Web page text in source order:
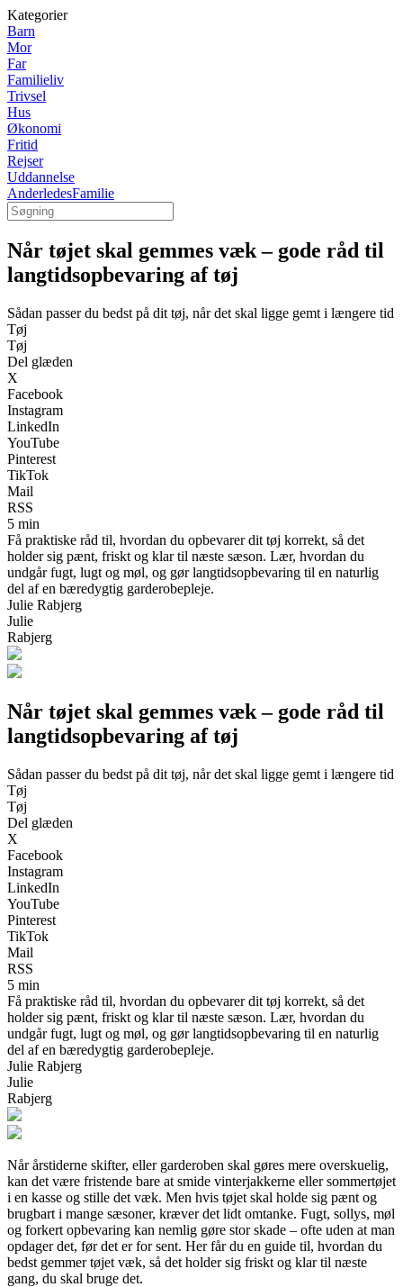
Kategorier
Barn
Mor
Far
Familieliv
Trivsel
Hus
Økonomi
Fritid
Rejser
Uddannelse
AnderledesFamilie
Når tøjet skal gemmes væk – gode råd til
langtidsopbevaring af tøj
Sådan passer du bedst på dit tøj, når det skal ligge gemt i længere tid
Tøj
Tøj
Del glæden
X
Facebook
Instagram
LinkedIn
YouTube
Pinterest
TikTok
Mail
RSS
5 min
Få praktiske råd til, hvordan du opbevarer dit tøj korrekt, så det
holder sig pænt, friskt og klar til næste sæson. Lær, hvordan du
undgår fugt, lugt og møl, og gør langtidsopbevaring til en naturlig
del af en bæredygtig garderobepleje.
Julie Rabjerg
Julie
Rabjerg
Når tøjet skal gemmes væk – gode råd til
langtidsopbevaring af tøj
Sådan passer du bedst på dit tøj, når det skal ligge gemt i længere tid
Tøj
Tøj
Del glæden
X
Facebook
Instagram
LinkedIn
YouTube
Pinterest
TikTok
Mail
RSS
5 min
Få praktiske råd til, hvordan du opbevarer dit tøj korrekt, så det
holder sig pænt, friskt og klar til næste sæson. Lær, hvordan du
undgår fugt, lugt og møl, og gør langtidsopbevaring til en naturlig
del af en bæredygtig garderobepleje.
Julie Rabjerg
Julie
Rabjerg
Når årstiderne skifter, eller garderoben skal gøres mere overskuelig,
kan det være fristende bare at smide vinterjakkerne eller sommertøjet
i en kasse og stille det væk. Men hvis tøjet skal holde sig pænt og
brugbart i mange sæsoner, kræver det lidt omtanke. Fugt, sollys, møl
og forkert opbevaring kan nemlig gøre stor skade – ofte uden at man
opdager det, før det er for sent. Her får du en guide til, hvordan du
bedst gemmer tøjet væk, så det holder sig friskt og klar til næste
gang, du skal bruge det.